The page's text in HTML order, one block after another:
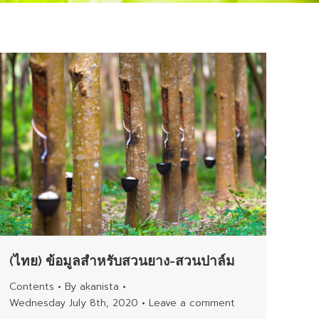
(ไทย) ข้อมูลสำหรับสวนยาง-สวนปาล์ม
Contents By akanista
Wednesday July 8th, 2020
Leave a comment